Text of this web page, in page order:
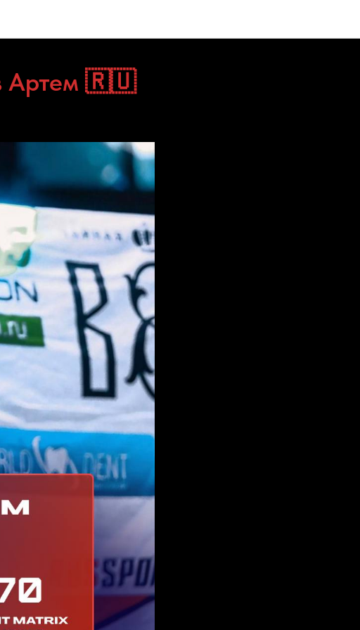
Артем 🇷🇺